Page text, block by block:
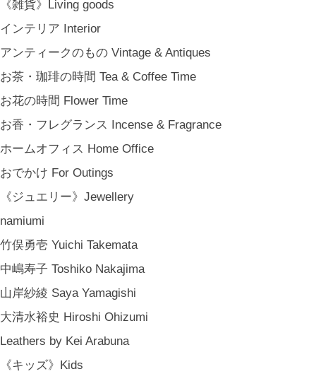
《雑貨》Living goods
インテリア Interior
アンティークのもの Vintage & Antiques
お茶・珈琲の時間 Tea & Coffee Time
お花の時間 Flower Time
お香・フレグランス Incense & Fragrance
ホームオフィス Home Office
おでかけ For Outings
《ジュエリー》Jewellery
namiumi
竹俣勇壱 Yuichi Takemata
中嶋寿子 Toshiko Nakajima
山岸紗綾 Saya Yamagishi
大清水裕史 Hiroshi Ohizumi
Leathers by Kei Arabuna
《キッズ》Kids